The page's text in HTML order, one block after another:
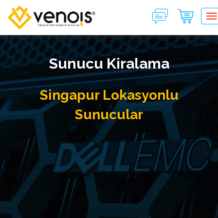
Sunucu Kiralama
Singapur Lokasyonlu
Sunucular